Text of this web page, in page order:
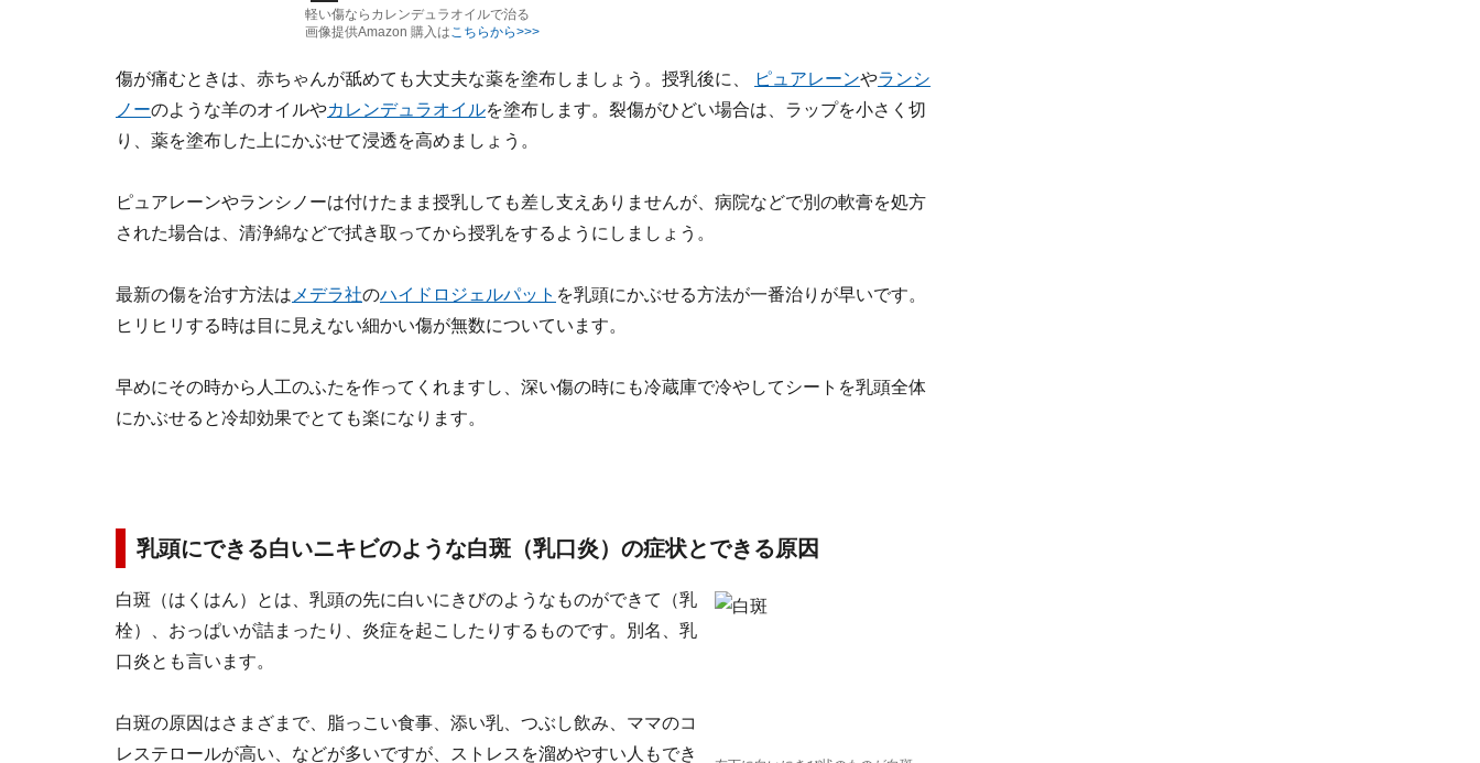
軽い傷ならカレンデュラオイルで治る
画像提供Amazon 購入はこちらから>>>
傷が痛むときは、赤ちゃんが舐めても大丈夫な薬を塗布しましょう。授乳後に、 ピュアレーンやランシ
ノーのような羊のオイルやカレンデュラオイルを塗布します。裂傷がひどい場合は、ラップを小さく切
り、薬を塗布した上にかぶせて浸透を高めましょう。
ピュアレーンやランシノーは付けたまま授乳しても差し支えありませんが、病院などで別の軟膏を処方
された場合は、清浄綿などで拭き取ってから授乳をするようにしましょう。
最新の傷を治す方法は メデラ社のハイドロジェルパット を乳頭にかぶせる方法が一番治りが早いです。
ヒリヒリする時は目に見えない細かい傷が無数についています。
早めにその時から人工のふたを作ってくれますし、深い傷の時にも冷蔵庫で冷やしてシートを乳頭全体
にかぶせると冷却効果でとても楽になります。
乳頭にできる白いニキビのような白斑（乳口炎）の症状とできる原因
白斑（はくはん）とは、乳頭の先に白いにきびのようなものができて（乳
栓）、おっぱいが詰まったり、炎症を起こしたりするものです。別名、乳
口炎とも言います。
白斑の原因はさまざまで、脂っこい食事、添い乳、つぶし飲み、ママのコ
レステロールが高い、などが多いですが、ストレスを溜めやすい人もでき